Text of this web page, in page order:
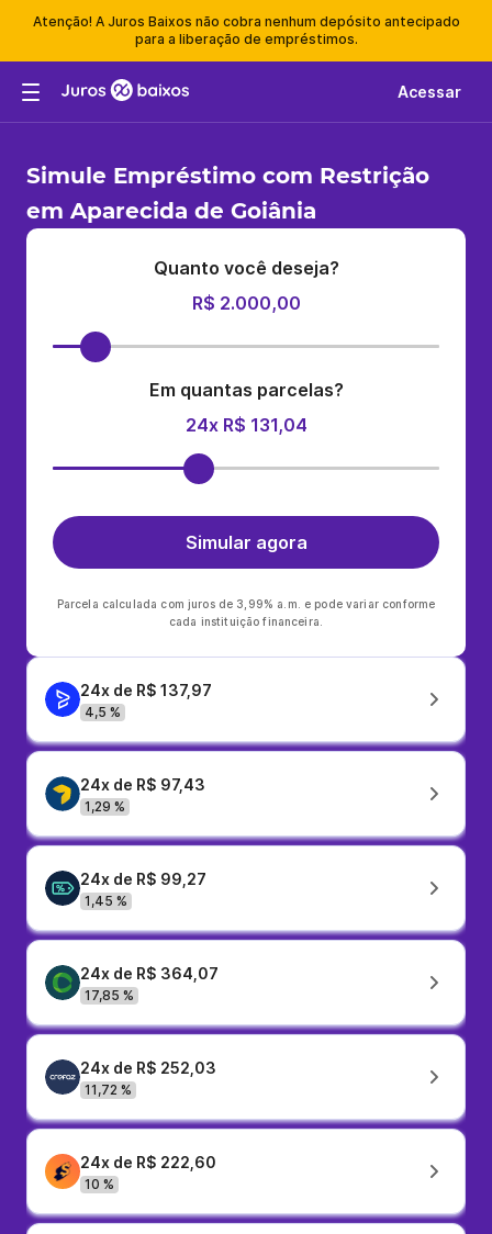
Atenção! A Juros Baixos não cobra nenhum depósito antecipado
para a liberação de empréstimos.
Acessar
Simule Empréstimo com Restrição
em Aparecida de Goiânia
Quanto você deseja?
R$ 2.000,00
Em quantas parcelas?
24x R$ 131,04
Simular agora
Parcela calculada com juros de 3,99% a.m. e pode variar conforme
cada instituição financeira.
24x de R$ 137,97
4,5 %
24x de R$ 97,43
1,29 %
24x de R$ 99,27
1,45 %
24x de R$ 364,07
17,85 %
24x de R$ 252,03
11,72 %
24x de R$ 222,60
10 %